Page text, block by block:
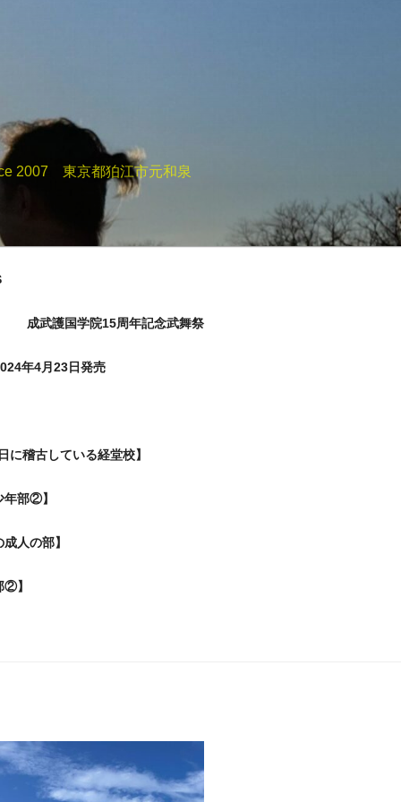
2007 東京都狛江市元和泉
成武護国学院15周年記念武舞祭
年4月23日発売
稽古している経堂校】
部②】
人の部】
】